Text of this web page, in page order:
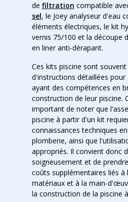
de filtration compatible
sel, le Joey analyseur d'eau
éléments électriques, le kit
vernis 75/100 et la découpe
en liner anti-dérapant.
Ces kits piscine sont
d'instructions détaillées pour
ayant des compétences en
construction de leur piscine.
important de noter que
piscine à partir d'un kit
connaissances techniques
plomberie, ainsi que
appropriés. Il convient donc
soigneusement et de
coûts supplémentaires liés à
matériaux et à la main-
la construction de la piscine